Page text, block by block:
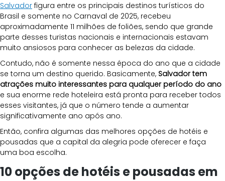
Salvador figura entre os principais destinos turísticos do
Brasil e somente no Carnaval de 2025, recebeu
aproximadamente 11 milhões de foliões, sendo que grande
parte desses turistas nacionais e internacionais estavam
muito ansiosos para conhecer as belezas da cidade.
Contudo, não é somente nessa época do ano que a cidade
se torna um destino querido. Basicamente, Salvador tem
atrações muito interessantes para qualquer período do ano
e sua enorme rede hoteleira está pronta para receber todos
esses visitantes, já que o número tende a aumentar
significativamente ano após ano.
Então, confira algumas das melhores opções de hotéis e
pousadas que a capital da alegria pode oferecer e faça
uma boa escolha.
10 opções de hotéis e pousadas em